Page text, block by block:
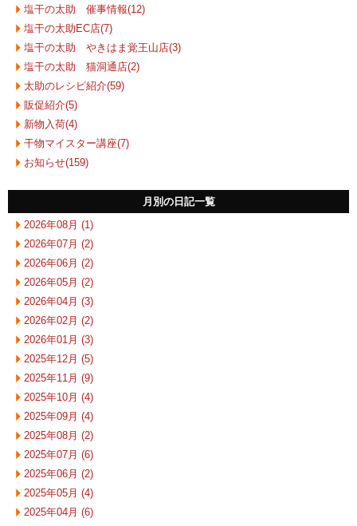
塩干の太助 催事情報(12)
塩干の太助EC店(7)
塩干の太助 やきはま覚王山店(3)
塩干の太助 猫洞通店(2)
太助のレシピ紹介(59)
販促紹介(5)
新物入荷(4)
干物マイスター講座(7)
お知らせ(159)
月別の日記一覧
2026年08月 (1)
2026年07月 (2)
2026年06月 (2)
2026年05月 (2)
2026年04月 (3)
2026年02月 (2)
2026年01月 (3)
2025年12月 (5)
2025年11月 (9)
2025年10月 (4)
2025年09月 (4)
2025年08月 (2)
2025年07月 (6)
2025年06月 (2)
2025年05月 (4)
2025年04月 (6)